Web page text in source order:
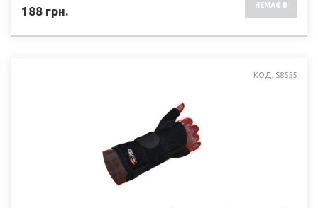
188 грн. НЕМАЄ В
КОД: S8555